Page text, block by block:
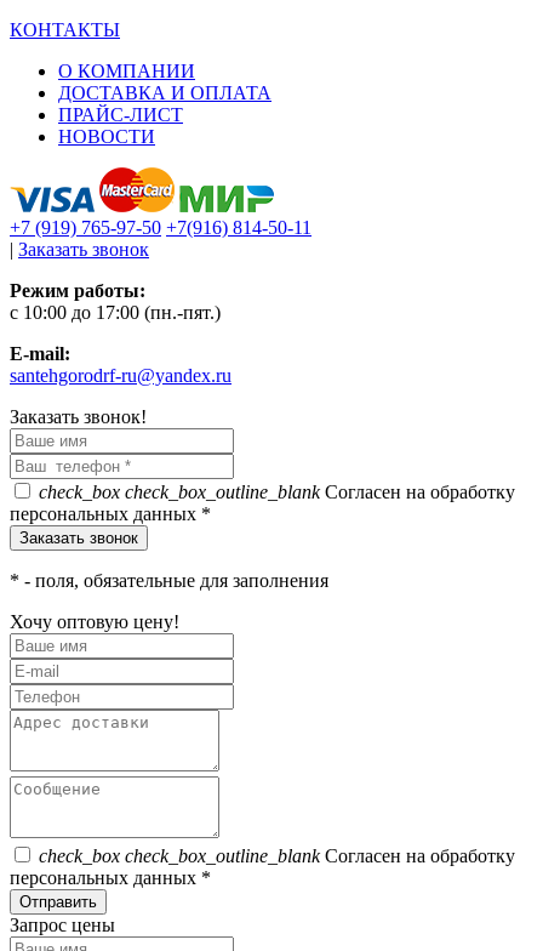
КОНТАКТЫ
О КОМПАНИИ
ДОСТАВКА И ОПЛАТА
ПРАЙС-ЛИСТ
НОВОСТИ
+7 (919) 765-97-50 +7(916) 814-50-11
| Заказать звонок
Режим работы:
c 10:00 до 17:00 (пн.-пят.)
E-mail:
santehgorodrf-ru@yandex.ru
Заказать звонок!
check_box check_box_outline_blankСогласен на обработку
персональных данных *
* - поля, обязательные для заполнения
Хочу оптовую цену!
check_box check_box_outline_blankСогласен на обработку
персональных данных *
Отправить
Запрос цены